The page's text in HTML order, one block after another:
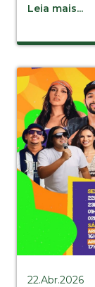
Leia mais...
22.Abr.2026